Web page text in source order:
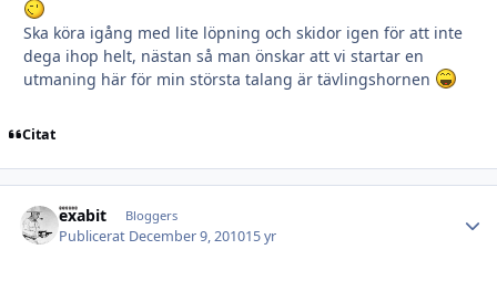
Ska köra igång med lite löpning och skidor igen för att inte
dega ihop helt, nästan så man önskar att vi startar en
utmaning här för min största talang är tävlingshornen
Citat
exabit Bloggers
Publicerat December 9, 201015 yr